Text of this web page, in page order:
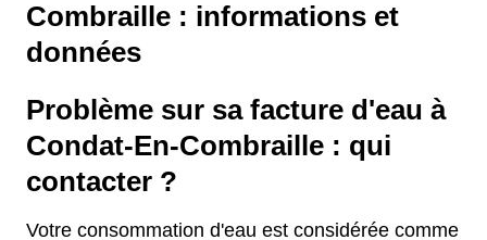
Combraille : informations et
données
Problème sur sa facture d'eau à
Condat-En-Combraille : qui
contacter ?
Votre consommation d'eau est considérée comme